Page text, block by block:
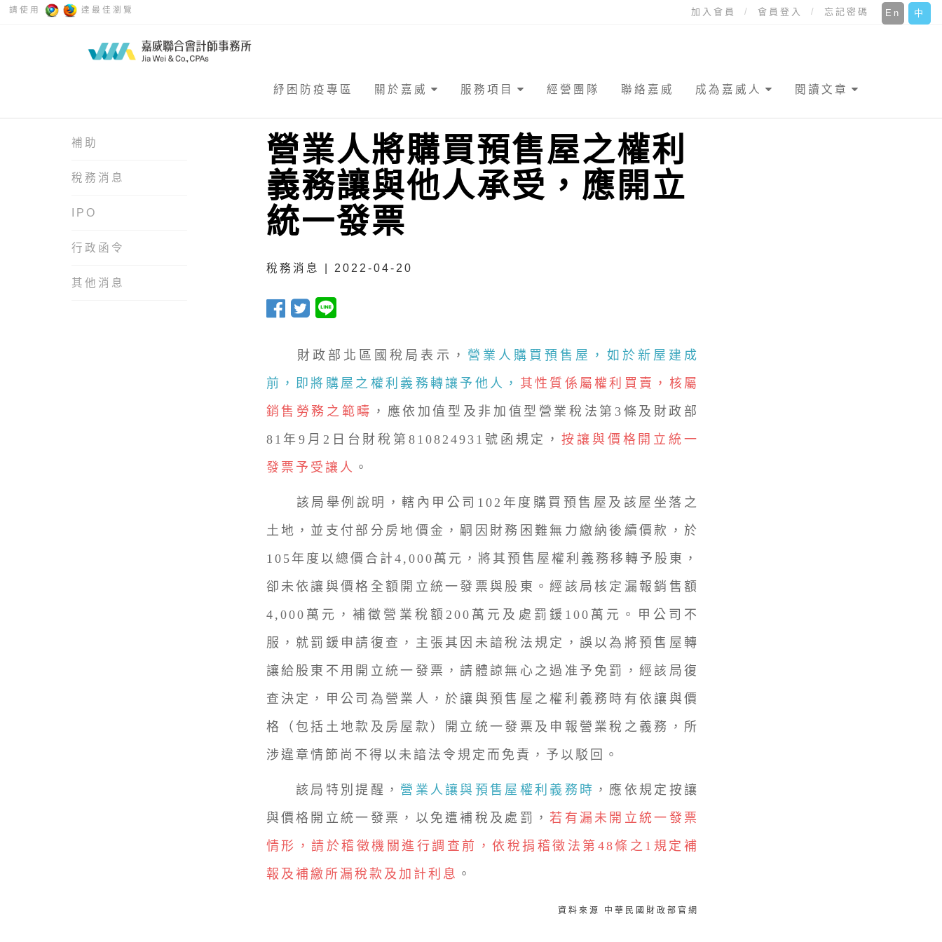
請使用 達最佳瀏覽 中
En
加入會員 會員登入 忘記密碼
紓困防疫專區 關於嘉威 服務項目 經營團隊 聯絡嘉威 成為嘉威人 閱讀文章
補助
稅務消息
IPO
行政函令
其他消息
營業人將購買預售屋之權利
義務讓與他人承受，應開立
統一發票
稅務消息 | 2022-04-20
財政部北區國稅局表示， 營業人購買預售屋，如於新屋建成
前，即將購屋之權利義務轉讓予他人， 其性質係屬權利買賣，核屬
銷售勞務之範疇 ，應依加值型及非加值型營業稅法第3條及財政部
81年9月2日台財稅第810824931號函規定，按讓與價格開立統一
發票予受讓人 。
該局舉例說明，轄內甲公司102年度購買預售屋及該屋坐落之
土地，並支付部分房地價金，嗣因財務困難無力繳納後續價款，於
105年度以總價合計4,000萬元，將其預售屋權利義務移轉予股東，
卻未依讓與價格全額開立統一發票與股東。經該局核定漏報銷售額
4,000萬元，補徵營業稅額200萬元及處罰鍰100萬元。甲公司不
服，就罰鍰申請復查，主張其因未諳稅法規定，誤以為將預售屋轉
讓給股東不用開立統一發票，請體諒無心之過准予免罰，經該局復
查決定，甲公司為營業人，於讓與預售屋之權利義務時有依讓與價
格（包括土地款及房屋款）開立統一發票及申報營業稅之義務，所
涉違章情節尚不得以未諳法令規定而免責，予以駁回。
該局特別提醒， 營業人讓與預售屋權利義務時 ，應依規定按讓
與價格開立統一發票，以免遭補稅及處罰， 若有漏未開立統一發票
情形，請於稽徵機關進行調查前，依稅捐稽徵法第48條之1規定補
報及補繳所漏稅款及加計利息 。
資料來源 中華民國財政部官網